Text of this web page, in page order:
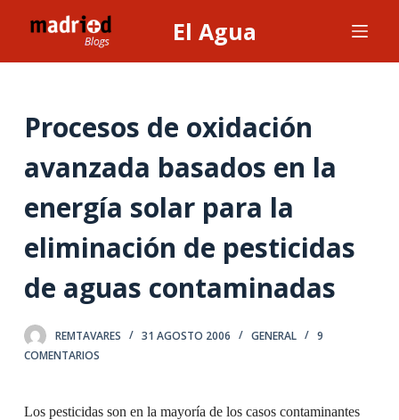
l
n
e
El Agua
Procesos de oxidación
avanzada basados en la
energía solar para la
eliminación de pesticidas
de aguas contaminadas
REMTAVARES 31 AGOSTO 2006 GENERAL
9
COMENTARIOS
Los pesticidas son en la mayoría de los casos contaminantes